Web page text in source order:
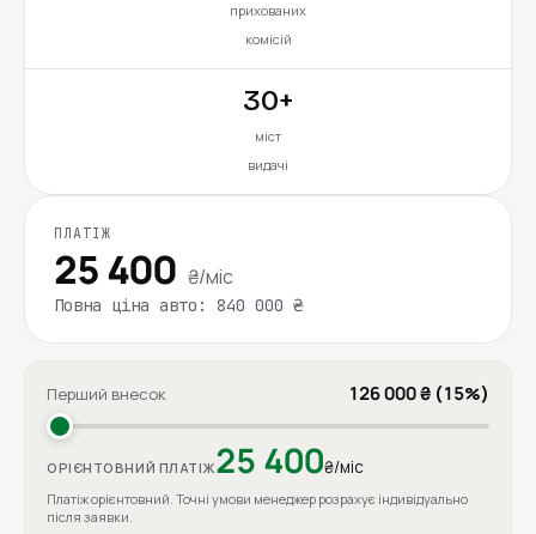
прихованих
комісій
30+
міст
видачі
ПЛАТІЖ
25 400 ₴/міс
Повна ціна авто: 840 000 ₴
Перший внесок 126 000 ₴ (15%)
ОРІЄНТОВНИЙ ПЛАТІЖ25 400₴/міс
Платіж орієнтовний. Точні умови менеджер розрахує індивідуально
після заявки.